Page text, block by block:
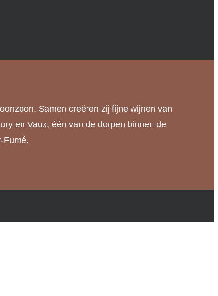
Samen creëren zij fijne wijnen van
en Vaux, één van de dorpen binnen de
Fumé.